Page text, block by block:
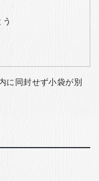
に同封せず小袋が別